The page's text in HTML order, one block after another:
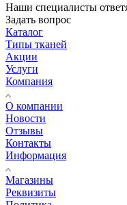
Наши специалисты
Задать вопрос
Каталог
Типы тканей
Акции
Услуги
Компания
О компании
Новости
Отзывы
Контакты
Информация
Магазины
Реквизиты